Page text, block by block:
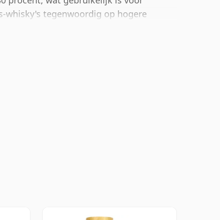
whisky's tegenwoordig op hogere
is 70cl.